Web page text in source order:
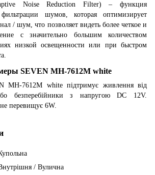
Noise Reduction Filter) – функция
шумов, которая оптимизирует
/ шум, что позволяет видеть более четкое и
с значительно большим количеством
низкой освещенности или при быстром
SEVEN MH-7612M white
MH-7612M white підтримує живлення від
безперебійники з напругою DC 12V.
перевищує 6W.
/ Вулична